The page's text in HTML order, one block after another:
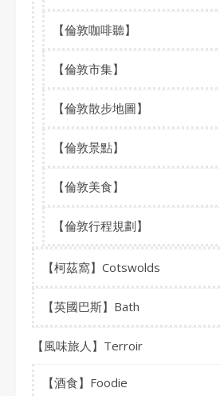
【倫敦咖啡聽】
【倫敦市集】
【倫敦散步地圖】
【倫敦景點】
【倫敦美食】
【倫敦行程規劃】
【柯茲窩】Cotswolds
【英國巴斯】Bath
【風味旅人】Terroir
【酒食】Foodie